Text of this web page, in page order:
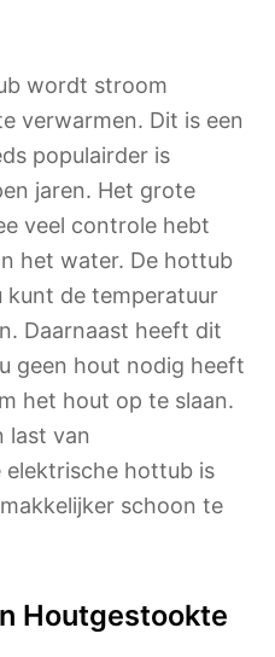
wordt stroom
verwarmen. Dit is een
populairder is
jaren. Het grote
veel controle hebt
het water. De hottub
kunt de temperatuur
Daarnaast heeft dit
geen hout nodig heeft
het hout op te slaan.
last van
hottub is
schoon te
Houtgestookte